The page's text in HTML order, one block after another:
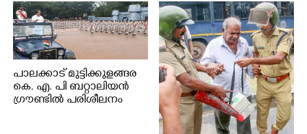
പാലക്കാട് മുട്ടിക്കുളങ്ങര
കെ. എ. പി ബറ്റാലിയൻ
ഗ്രൗണ്ടിൽ പരിശീലനം